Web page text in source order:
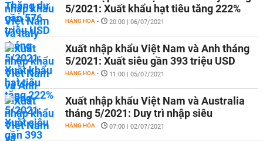
5/2021: Xuất khẩu hạt tiêu tăng 222%
HÀNG HÓA - 20:00 | 06/07/2021
Xuất nhập khẩu Việt Nam và Anh tháng
5/2021: Xuất siêu gần 393 triệu USD
HÀNG HÓA - 11:00 | 05/07/2021
Xuất nhập khẩu Việt Nam và Australia
tháng 5/2021: Duy trì nhập siêu
HÀNG HÓA - 07:00 | 02/07/2021